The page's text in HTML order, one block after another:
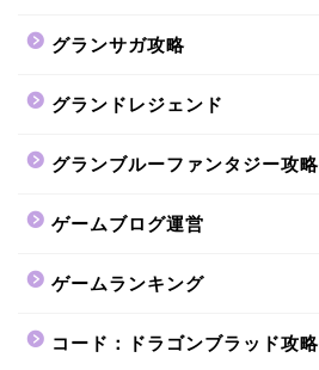
グランサガ攻略
グランドレジェンド
グランブルーファンタジー攻略
ゲームブログ運営
ゲームランキング
コード：ドラゴンブラッド攻略